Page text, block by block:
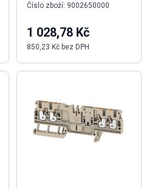
Číslo zboží: 9002650000
1 028,78 Kč
850,23 Kč bez DPH